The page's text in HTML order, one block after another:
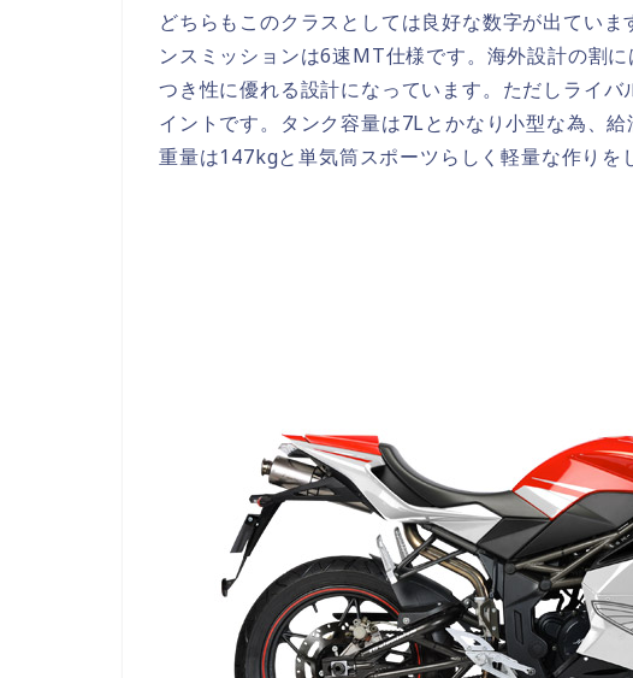
どちらもこのクラスとしては良好な数字が出てい
ンスミッションは6速MT仕様です。海外設計の割
つき性に優れる設計になっています。ただしライ
イントです。タンク容量は7Lとかなり小型な為、
重量は147kgと単気筒スポーツらしく軽量な作りを